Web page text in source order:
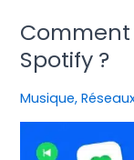
Comment
Spotify ?
Musique,
Comment
Avoir
Des
Followers
Spotify